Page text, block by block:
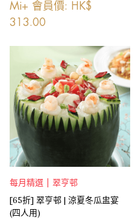
Mi+ 會員價: HK$
313.00
每月精選 | 翠亨邨
[65折] 翠亨邨 | 涼夏冬瓜盅宴
(四人用)